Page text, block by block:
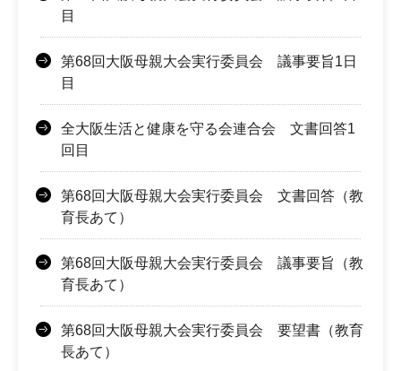
目
第68回大阪母親大会実行委員会 議事要旨1日
目
全大阪生活と健康を守る会連合会 文書回答1
回目
第68回大阪母親大会実行委員会 文書回答（教
育長あて）
第68回大阪母親大会実行委員会 議事要旨（教
育長あて）
第68回大阪母親大会実行委員会 要望書（教育
長あて）